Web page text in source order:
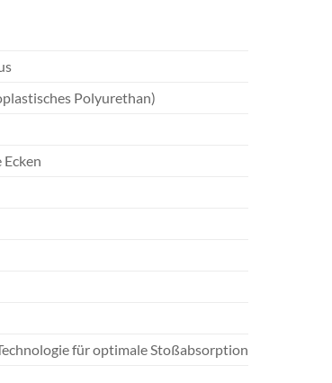
Polyurethan)
Ecken
für optimale Stoßabsorption